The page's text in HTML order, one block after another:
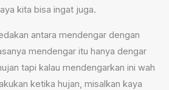
kita bisa ingat juga.
antara mendengar dengan
mendengar itu hanya dengar
tapi kalau mendengarkan ini wah
ketika hujan, misalkan kaya